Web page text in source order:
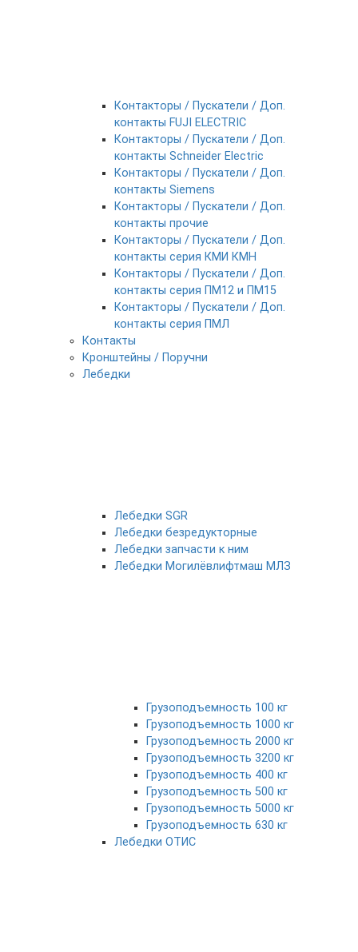
Контакторы / Пускатели / Доп.
контакты FUJI ELECTRIC
Контакторы / Пускатели / Доп.
контакты Schneider Electric
Контакторы / Пускатели / Доп.
контакты Siemens
Контакторы / Пускатели / Доп.
контакты прочие
Контакторы / Пускатели / Доп.
контакты серия КМИ КМН
Контакторы / Пускатели / Доп.
контакты серия ПМ12 и ПМ15
Контакторы / Пускатели / Доп.
контакты серия ПМЛ
Контакты
Кронштейны / Поручни
Лебедки
Лебедки SGR
Лебедки безредукторные
Лебедки запчасти к ним
Лебедки Могилёвлифтмаш МЛЗ
Грузоподъемность 100 кг
Грузоподъемность 1000 кг
Грузоподъемность 2000 кг
Грузоподъемность 3200 кг
Грузоподъемность 400 кг
Грузоподъемность 500 кг
Грузоподъемность 5000 кг
Грузоподъемность 630 кг
Лебедки ОТИС